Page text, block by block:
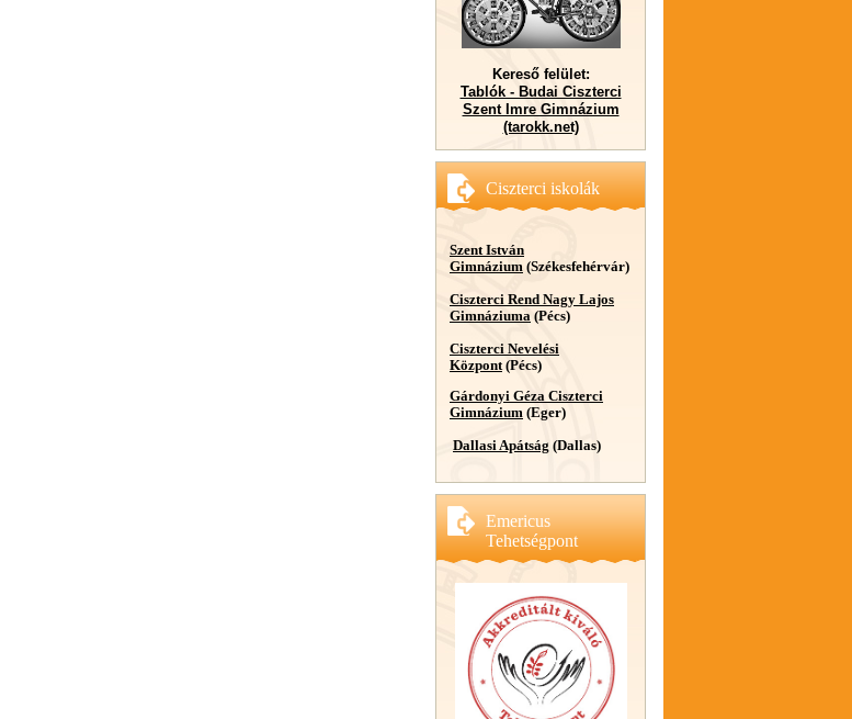
Kereső felület:
Tablók - Budai Ciszterci
Szent Imre Gimnázium
(tarokk.net)
Ciszterci iskolák
Szent István
Gimnázium (Székesfehérvár)
Ciszterci Rend Nagy Lajos
Gimnáziuma (Pécs)
Ciszterci Nevelési
Központ(Pécs)
Gárdonyi Géza Ciszterci
Gimnázium (Eger)
Dallasi Apátság (Dallas)
Emericus
Tehetségpont